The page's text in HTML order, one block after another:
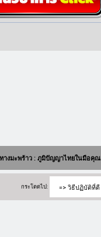
างมะพร้าว : ภูมิปัญญาไทยในมือคุณ
กระโดดไป: